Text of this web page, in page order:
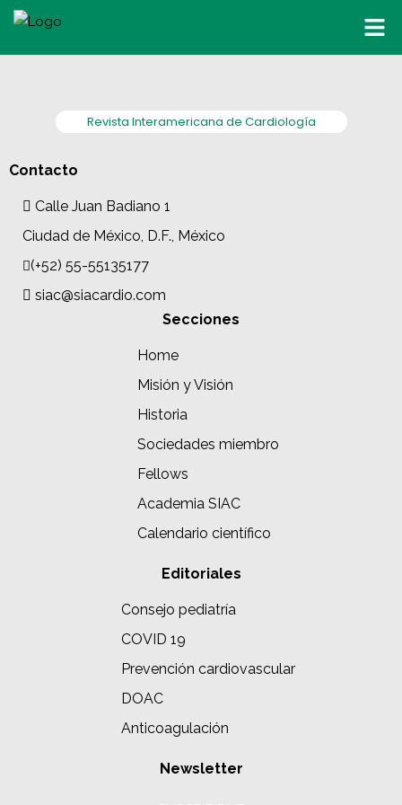
Revista Interamericana de Cardiología
Contacto
Calle Juan Badiano 1
Ciudad de México, D.F., México
(+52) 55-55135177
siac@siacardio.com
Secciones
Home
Misión y Visión
Historia
Sociedades miembro
Fellows
Academia SIAC
Calendario científico
Editoriales
Consejo pediatría
COVID 19
Prevención cardiovascular
DOAC
Anticoagulación
Newsletter